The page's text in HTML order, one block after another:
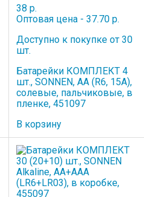
38 р.
Оптовая цена - 37.70 р.
Доступно к покупке от 30
шт.
Батарейки КОМПЛЕКТ 4
шт., SONNEN, АА (R6, 15А),
солевые, пальчиковые, в
пленке, 451097
В корзину